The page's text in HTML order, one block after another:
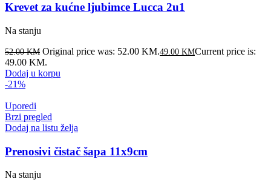
Krevet za kućne ljubimce Lucca 2u1
Na stanju
52.00KM Original price was: 52.00 KM.49.00 KMCurrent price is:
49.00 KM.
Dodaj u korpu
-21%
Uporedi
Brzi pregled
Dodaj na listu želja
Prenosivi čistač šapa 11x9cm
Na stanju